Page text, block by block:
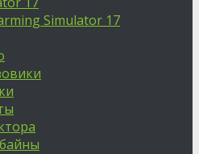
Simulator 17